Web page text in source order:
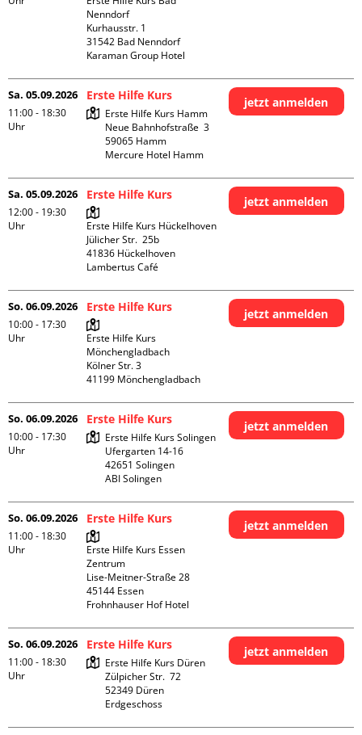
Nenndorf
Kurhausstr. 1
31542 Bad Nenndorf
Karaman Group Hotel
Sa. 05.09.2026
11:00 - 18:30
Uhr
Erste Hilfe Kurs
Erste Hilfe Kurs Hamm
Neue Bahnhofstraße  3
59065 Hamm
Mercure Hotel Hamm
jetzt anmelden
Sa. 05.09.2026
12:00 - 19:30
Uhr
Erste Hilfe Kurs
Erste Hilfe Kurs Hückelhoven
Jülicher Str.  25b
41836 Hückelhoven
Lambertus Café
jetzt anmelden
So. 06.09.2026
10:00 - 17:30
Uhr
Erste Hilfe Kurs
Erste Hilfe Kurs
Mönchengladbach
Kölner Str. 3
jetzt anmelden
So. 06.09.2026
10:00 - 17:30
Uhr
Erste Hilfe Kurs
Erste Hilfe Kurs Solingen
Ufergarten 14-16
42651 Solingen
ABI Solingen
jetzt anmelden
So. 06.09.2026
11:00 - 18:30
Uhr
Erste Hilfe Kurs
Erste Hilfe Kurs Essen
Zentrum
Lise-Meitner-Straße 28
45144 Essen
Frohnhauser Hof Hotel
jetzt anmelden
So. 06.09.2026
11:00 - 18:30
Uhr
Erste Hilfe Kurs
Erste Hilfe Kurs Düren
Zülpicher Str.  72
52349 Düren
Erdgeschoss
jetzt anmelden